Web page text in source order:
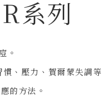
系列
。
、壓力、賀爾蒙失調等
的方法。